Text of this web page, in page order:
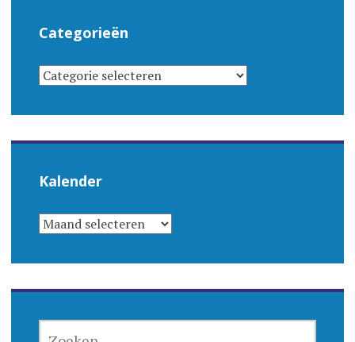
Categorieën
CATEGORIEËN
Kalender
KALENDER